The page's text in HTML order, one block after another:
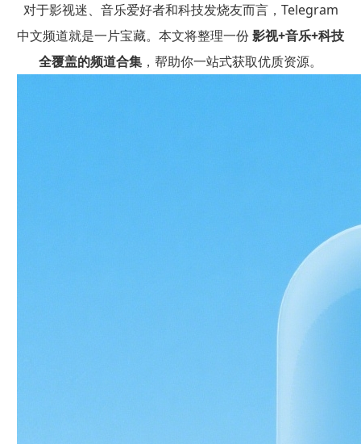
对于影视迷、音乐爱好者和科技发烧友而言，Telegram
中文频道就是一片宝藏。本文将整理一份影视+音乐+科技
全覆盖的频道合集 ，帮助你一站式获取优质资源。